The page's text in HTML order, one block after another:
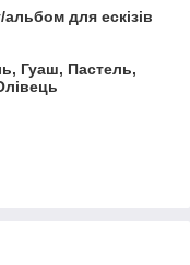
для ескізів
Гуаш, Пастель,